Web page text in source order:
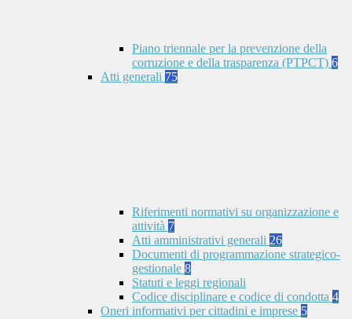
Piano triennale per la prevenzione della
corruzione e della trasparenza (PTPCT) 6
Atti generali 75
Riferimenti normativi su organizzazione e
attività 7
Atti amministrativi generali 26
Documenti di programmazione strategico-
gestionale 8
Statuti e leggi regionali
Codice disciplinare e codice di condotta 4
Oneri informativi per cittadini e imprese 5